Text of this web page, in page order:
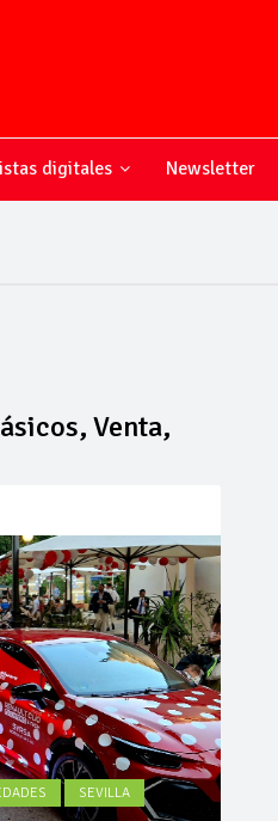
digitales Newsletter
Venta,
SEVILLA